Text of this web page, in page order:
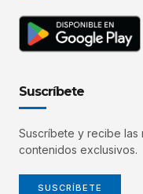
Suscríbete
Suscríbete y recibe las
contenidos exclusivos.
SUSCRÍBETE